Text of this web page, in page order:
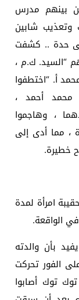
6 متهمين ، من بينهم مدرس
وتعذيب شابين
حدة .. كشفت
“السيد. ك.م ،
أ. “اختطفوا
أحمد ،
، وهاجموا
، مما أدى إلى
خطيرة.
امرأة لمدة
بأن والدته
الفور تحركت
توك أصابوا